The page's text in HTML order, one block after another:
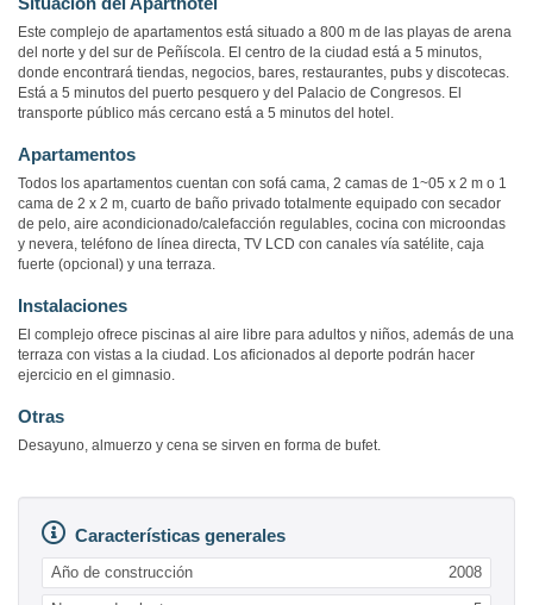
Este complejo de apartamentos está situado a 800 m de las playas de arena
del norte y del sur de Peñíscola. El centro de la ciudad está a 5 minutos,
donde encontrará tiendas, negocios, bares, restaurantes, pubs y discotecas.
Está a 5 minutos del puerto pesquero y del Palacio de Congresos. El
transporte público más cercano está a 5 minutos del hotel.
Apartamentos
Todos los apartamentos cuentan con sofá cama, 2 camas de 1~05 x 2 m o 1
cama de 2 x 2 m, cuarto de baño privado totalmente equipado con secador
de pelo, aire acondicionado/calefacción regulables, cocina con microondas
y nevera, teléfono de línea directa, TV LCD con canales vía satélite, caja
fuerte (opcional) y una terraza.
Instalaciones
El complejo ofrece piscinas al aire libre para adultos y niños, además de una
terraza con vistas a la ciudad. Los aficionados al deporte podrán hacer
ejercicio en el gimnasio.
Otras
Desayuno, almuerzo y cena se sirven en forma de bufet.
Características generales
Año de construcción 2008